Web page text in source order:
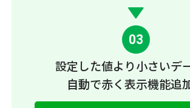
03
設定した値より小さいデ
自動で赤く表示機能追